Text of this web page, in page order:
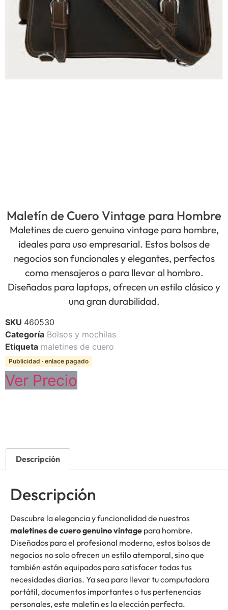
Maletín de Cuero Vintage para Hombre
Maletines de cuero genuino vintage para hombre,
ideales para uso empresarial. Estos bolsos de
negocios son funcionales y elegantes, perfectos
como mensajeros o para llevar al hombro.
Diseñados para laptops, ofrecen un estilo clásico y
una gran durabilidad.
SKU 460530
Categoría Bolsos y mochilas
Etiqueta maletines de cuero
Publicidad · enlace pagado
Ver Precio
Descripción
Descripción
Descubre la elegancia y funcionalidad de nuestros
maletines de cuero genuino vintage para hombre.
Diseñados para el profesional moderno, estos bolsos de
negocios no solo ofrecen un estilo atemporal, sino que
también están equipados para satisfacer todas tus
necesidades diarias. Ya sea para llevar tu computadora
portátil, documentos importantes o tus pertenencias
personales, este maletín es la elección perfecta.